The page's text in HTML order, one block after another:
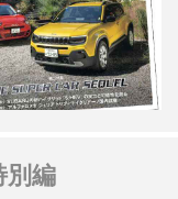
別編